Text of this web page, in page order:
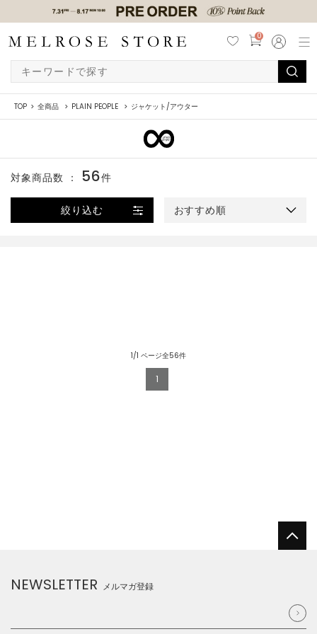
0
TOP 全商品 PLAIN PEOPLE ジャケット/アウター
絞り込む おすすめ順
対象商品数 ： 56件
1/1 ページ全56件
1
NEWSLETTER メルマガ登録